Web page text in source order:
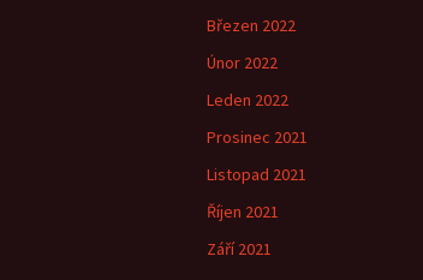
Březen 2022
Únor 2022
Leden 2022
Prosinec 2021
Listopad 2021
Říjen 2021
Září 2021